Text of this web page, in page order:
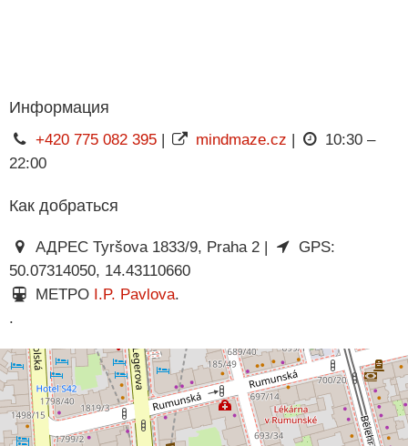
Информация
+420 775 082 395| mindmaze.cz
10:30 –
22:00
Как добраться
АДРЕС Tyršova 1833/9, Praha 2 |
GPS:
50.07314050, 14.43110660
МЕТРО I.P. Pavlova.
.